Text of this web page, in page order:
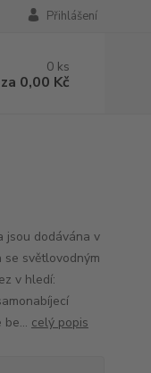
Přihlášení
0 ks
za 0,00 Kč
jsou dodávána v
se světlovodným
v hledí:
celý popis